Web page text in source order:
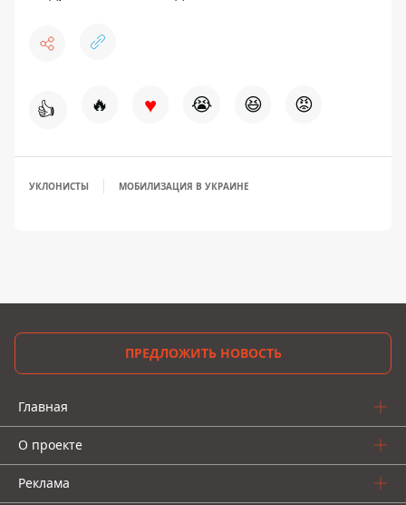
👍 🔥 ♥ 😭 😆 😡
УКЛОНИСТЫ МОБИЛИЗАЦИЯ В УКРАИНЕ
ПРЕДЛОЖИТЬ НОВОСТЬ
Главная
О проекте
Реклама